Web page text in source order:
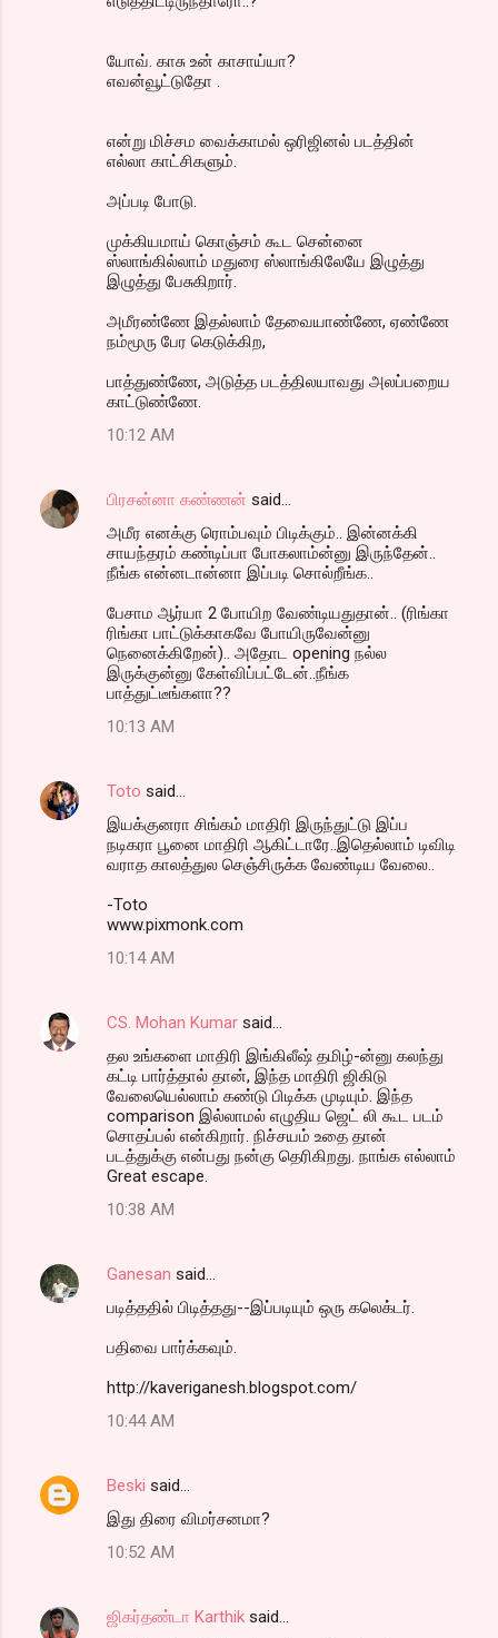
யோவ். காசு உன் காசாய்யா?
எவன்வூட்டுதோ .
என்று மிச்சம வைக்காமல் ஒரிஜினல் படத்தின்
எல்லா காட்சிகளும்.
அப்படி போடு.
முக்கியமாய் கொஞ்சம் கூட சென்னை
ஸ்லாங்கில்லாம் மதுரை ஸ்லாங்கிலேயே இழுத்து
இழுத்து பேசுகிறார்.
அமீரண்ணே இதல்லாம் தேவையாண்ணே, ஏண்ணே
நம்மூரு பேர கெடுக்கிற,
பாத்துண்ணே, அடுத்த படத்திலயாவது அலப்பறைய
காட்டுண்ணே.
10:12 AM
பிரசன்னா கண்ணன் said…
அமீர எனக்கு ரொம்பவும் பிடிக்கும்.. இன்னக்கி
சாயந்தரம் கண்டிப்பா போகலாம்ன்னு இருந்தேன்..
நீங்க என்னடான்னா இப்படி சொல்றீங்க..
பேசாம ஆர்யா 2 போயிற வேண்டியதுதான்.. (ரிங்கா
ரிங்கா பாட்டுக்காகவே போயிருவேன்னு
நெனைக்கிறேன்).. அதோட opening நல்ல
இருக்குன்னு கேள்விப்பட்டேன்..நீங்க
பாத்துட்டீங்களா??
10:13 AM
Toto said…
இய‌க்குன‌ரா சிங்க‌ம் மாதிரி இருந்துட்டு இப்ப‌
ந‌டிக‌ரா பூனை மாதிரி ஆகிட்டாரே..இதெல்லாம் டிவிடி
வ‌ராத‌ கால‌த்துல‌ செஞ்சிருக்க‌ வேண்டிய‌ வேலை..
-Toto
www.pixmonk.com
10:14 AM
CS. Mohan Kumar said…
தல உங்களை மாதிரி இங்கிலீஷ் தமிழ்-ன்னு கலந்து
கட்டி பார்த்தால் தான், இந்த மாதிரி ஜிகிடு
வேலையெல்லாம் கண்டு பிடிக்க முடியும். இந்த
comparison இல்லாமல் எழுதிய ஜெட் லி கூட படம்
சொதப்பல் என்கிறார். நிச்சயம் உதை தான்
படத்துக்கு என்பது நன்கு தெரிகிறது. நாங்க எல்லாம்
Great escape.
10:38 AM
Ganesan said…
படித்ததில் பிடித்தது--இப்படியும் ஒரு கலெக்டர்.
பதிவை பார்க்கவும்.
http://kaveriganesh.blogspot.com/
10:44 AM
Beski said…
இது திரை விமர்சனமா?
10:52 AM
ஜிகர்தண்டா Karthik said…